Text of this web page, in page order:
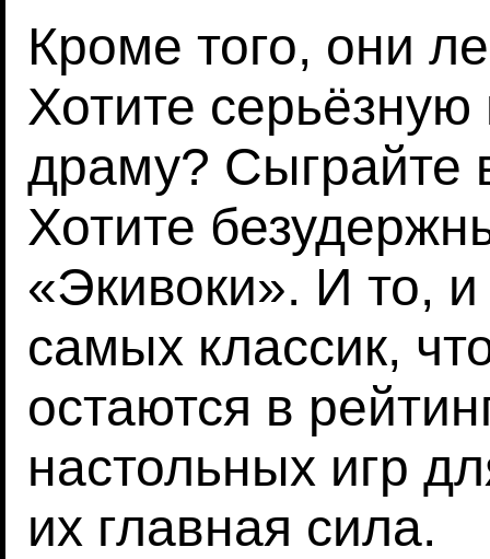
Кроме того, они
Хотите серьёзную
драму? Сыграйте
Хотите
«Экивоки». И то,
самых классик,
остаются в
настольных игр
их главная сила.